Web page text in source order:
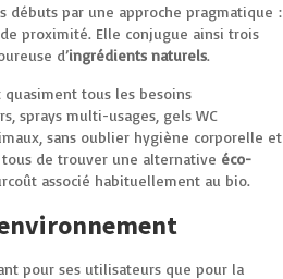
débuts par une approche pragmatique :
proximité. Elle conjugue ainsi trois
d’ingrédients naturels.
tous les besoins
sprays multi-usages, gels WC
sans oublier hygiène corporelle et
de trouver une alternative éco-
associé habituellement au bio.
pour ses utilisateurs que pour la